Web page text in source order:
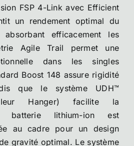
FSP 4-Link avec Efficient
un rendement optimal du
efficacement les
Agile Trail permet une
dans les singles
Boost 148 assure rigidité
que le système UDH™
Hanger) facilite la
batterie lithium-ion est
au cadre pour un design
gravité optimal. Le système